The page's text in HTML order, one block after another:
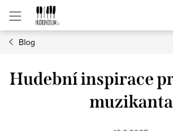
obsah
Blog
Hudební inspirace
muzikanta